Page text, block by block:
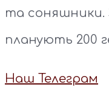
та соняшники.
планують 200
Наш Телеграм